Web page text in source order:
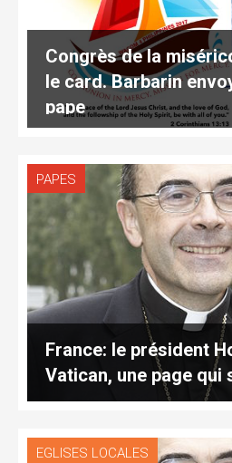
Congrès de la
le card. Barbarin
pape
PAPES
France: le président
Vatican, une page qui
EGLISES LOCALES